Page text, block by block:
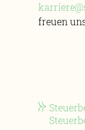
freuen